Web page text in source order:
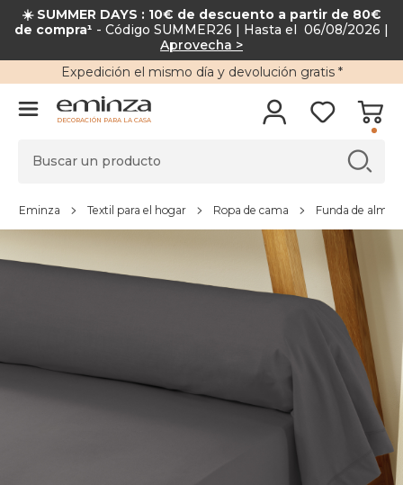
☀️ SUMMER DAYS : 10€ de descuento a partir de 80€
de compra¹ - Código SUMMER26 | Hasta el 06/08/2026 |
Aprovecha >
Expedición el mismo día y devolución gratis*
DECORACIÓN PARA LA CASA
Eminza Textil para el hogar Ropa de cama Funda de